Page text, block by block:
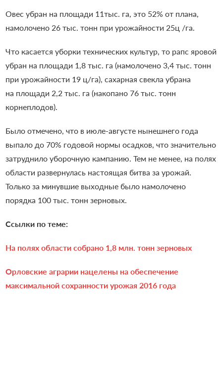
Овес убран на площади 11тыс. га, это 52% от плана,
намолочено 26 тыс. тонн при урожайности 25ц /га.
Что касается уборки технических культур, то рапс яровой
убран на площади 1,8 тыс. га (намолочено 3,4 тыс. тонн
при урожайности 19 ц/га), сахарная свекла убрана
на площади 2,2 тыс. га (накопано 76 тыс. тонн
корнеплодов).
Было отмечено, что в июле-августе нынешнего года
выпало до 70% годовой нормы осадков, что значительно
затруднило уборочную кампанию. Тем не менее, на полях
области развернулась настоящая битва за урожай.
Только за минувшие выходные было намолочено
порядка 100 тыс. тонн зерновых.
Ссылки по теме:
На полях области собрано 1,8 млн. тонн зерновых
Орловские аграрии нацелены на обеспечение
максимальной сохранности урожая 2016 года